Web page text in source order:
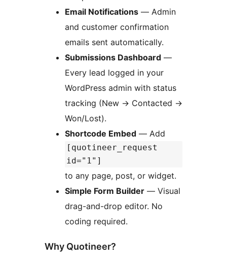
Email Notifications — Admin
and customer confirmation
emails sent automatically.
Submissions Dashboard —
Every lead logged in your
WordPress admin with status
tracking (New → Contacted →
Won/Lost).
Shortcode Embed — Add
[quotineer_request
id="1"]
to any page, post, or widget.
Simple Form Builder — Visual
drag-and-drop editor. No
coding required.
Why Quotineer?